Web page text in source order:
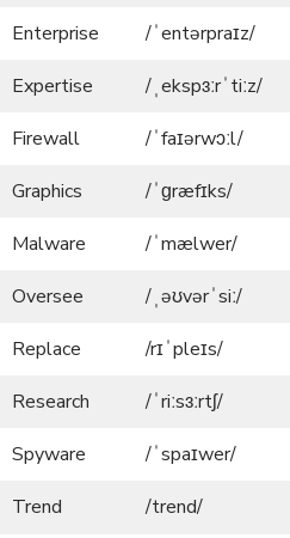
Enterprise
/ˈentərpraɪz/
Expertise
/ˌekspɜːrˈtiːz/
Firewall
/ˈfaɪərwɔːl/
Graphics
/ˈɡræfɪks/
Malware
/ˈmælwer/
Oversee
/ˌəʊvərˈsiː/
Replace
/rɪˈpleɪs/
Research
/ˈriːsɜːrtʃ/
Spyware
/ˈspaɪwer/
Trend
/trend/